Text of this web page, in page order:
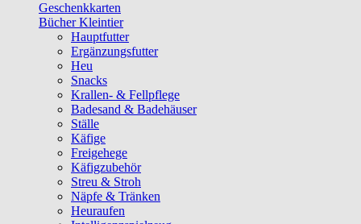
Geschenkkarten
Bücher Kleintier
Hauptfutter
Ergänzungsfutter
Heu
Snacks
Krallen- & Fellpflege
Badesand & Badehäuser
Ställe
Käfige
Freigehege
Käfigzubehör
Streu & Stroh
Näpfe & Tränken
Heuraufen